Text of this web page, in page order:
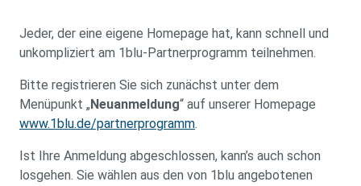
Jeder, der eine eigene Homepage hat, kann schnell und
unkompliziert am 1blu-Partnerprogramm teilnehmen.
Bitte registrieren Sie sich zunächst unter dem
Menüpunkt „Neuanmeldung“ auf unserer Homepage
www.1blu.de/partnerprogramm.
Ist Ihre Anmeldung abgeschlossen, kann’s auch schon
losgehen. Sie wählen aus den von 1blu angebotenen